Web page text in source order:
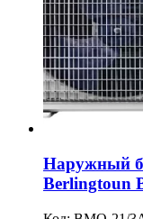
Наружный
Berlingtoun